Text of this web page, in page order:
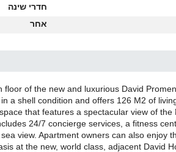
חדרי שינה
אחר
of the new and luxurious David
a shell condition and offers 126 M2 of
that features a spectacular view of
24/7 concierge services, a fitness
view. Apartment owners can also enjoy
at the new, world class, adjacent David